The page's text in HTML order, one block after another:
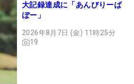
大記録達成に「あんびりーば
ぼー」
2026年8月7日 (金) 11時25分
19